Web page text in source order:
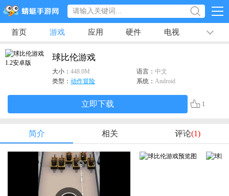
首页 游戏 应用 硬件 电视 排行榜
专题
球比伦游戏
大小： 448.0M 语言： 中文
类型： 动作冒险 系统： Android
立即下载 1
简介 相关 评论(1)